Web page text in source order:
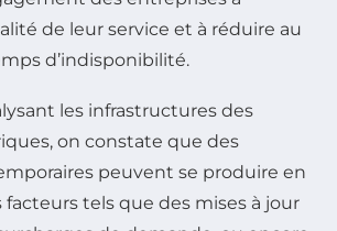
de leur service et à réduire au
d’indisponibilité.
les infrastructures des
on constate que des
peuvent se produire en
facteurs tels que des mises à jour